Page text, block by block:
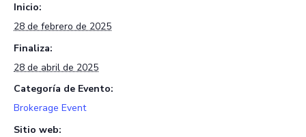
Inicio:
28 de febrero de 2025
Finaliza:
28 de abril de 2025
Categoría de Evento:
Brokerage Event
Sitio web: